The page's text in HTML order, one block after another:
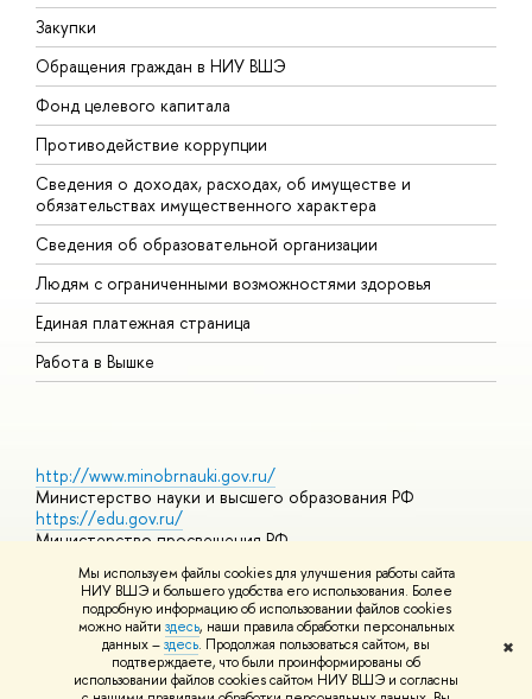
Мы используем файлы cookies для улучшения работы сайта
НИУ ВШЭ и большего удобства его использования. Более
подробную информацию об использовании файлов cookies
можно найти здесь, наши правила обработки персональных
данных –здесь. Продолжая пользоваться сайтом, вы
подтверждаете, что были проинформированы об
использовании файлов cookies сайтом НИУ ВШЭ и согласны
✖
Закупки
Обращения граждан в НИУ ВШЭ
Фонд целевого капитала
Противодействие коррупции
Сведения о доходах, расходах, об имуществе и
обязательствах имущественного характера
Сведения об образовательной организации
Людям с ограниченными возможностями здоровья
Единая платежная страница
Работа в Вышке
http://www.minobrnauki.gov.ru/
Министерство науки и высшего образования РФ
https://edu.gov.ru/
Министерство просвещения РФ
Массовые открытые онлайн-курсы
© НИУ ВШЭ 1993–2026 Адреса и контактыУсловия
использования материалов Политика конфиденциальности